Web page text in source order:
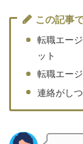
この記事
転職エー
ット
転職エー
連絡がし